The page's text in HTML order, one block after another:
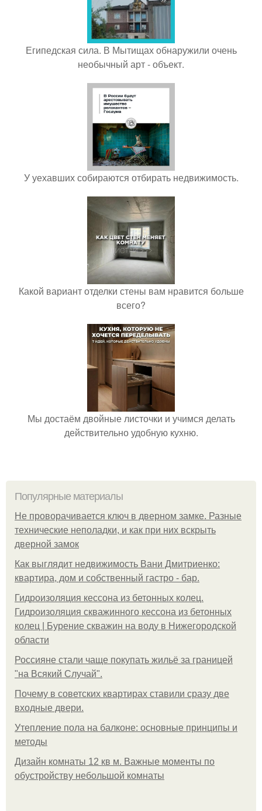
Египедская сила. В Мытищах обнаружили очень
необычный арт - объект.
У уехавших собираются отбирать недвижимость.
Какой вариант отделки стены вам нравится больше
всего?
Мы достаём двойные листочки и учимся делать
действительно удобную кухню.
Популярные материалы
Не проворачивается ключ в дверном замке. Разные
технические неполадки, и как при них вскрыть
дверной замок
Как выглядит недвижимость Вани Дмитриенко:
квартира, дом и собственный гастро - бар.
Гидроизоляция кессона из бетонных колец.
Гидроизоляция скважинного кессона из бетонных
колец | Бурение скважин на воду в Нижегородской
области
Россияне стали чаще покупать жильё за границей
"на Всякий Случай".
Почему в советских квартирах ставили сразу две
входные двери.
Утепление пола на балконе: основные принципы и
методы
Дизайн комнаты 12 кв м. Важные моменты по
обустройству небольшой комнаты